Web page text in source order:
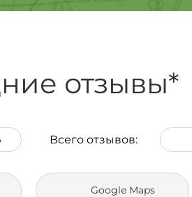
отзывы*
Всего отзывов:
Google Maps